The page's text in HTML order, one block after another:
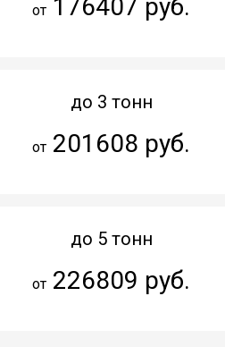
от 176407 руб.
до 3 тонн
от 201608 руб.
до 5 тонн
от 226809 руб.